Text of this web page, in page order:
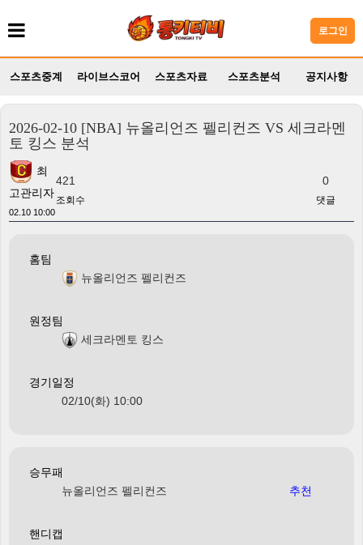
로그인
스포츠중계 라이브스코어 스포츠자료 스포츠분석 공지사항
2026-02-10 [NBA] 뉴올리언즈 펠리컨즈 VS 세크라멘
토 킹스 분석
최
고관리자
02.10 10:00
421
조회수
0
댓글
홈팀
뉴올리언즈 펠리컨즈
원정팀
세크라멘토 킹스
경기일정
02/10(화) 10:00
승무패
뉴올리언즈 펠리컨즈
추천
핸디캡